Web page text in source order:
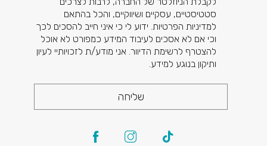
סטטיסטיים, עסקיים ושיווקיים, והכל בהתאם
למדיניות הפרטיות. ידוע לי כי איני חייב להסכים לכך
וכי אם לא אסכים לעיבוד המידע כמפורט לא אוכל
להצטרף לרשימת הדיוור. אני מודע/ת לזכויותיי לעיון
ותיקון בנוגע למידע.
שליחה